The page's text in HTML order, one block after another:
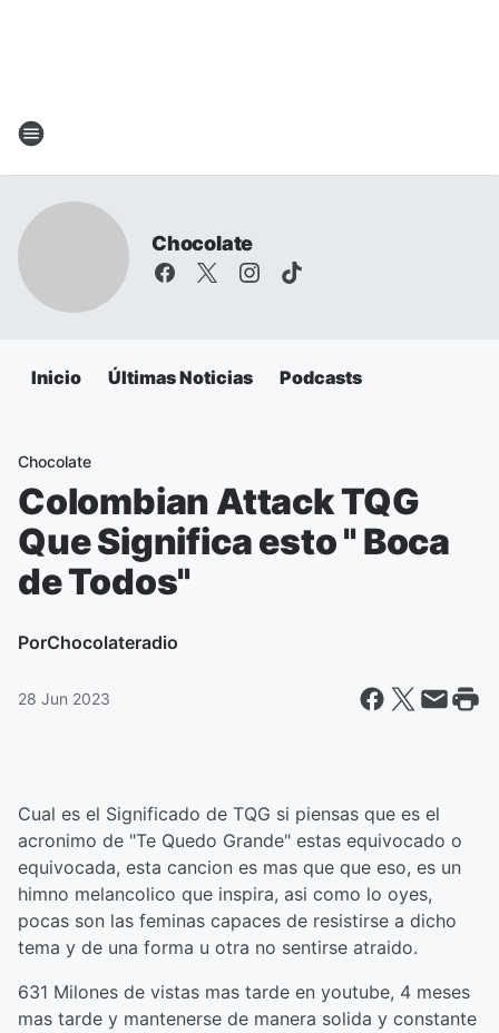
Chocolate
Inicio Últimas Noticias Podcasts
Chocolate
Colombian Attack TQG
Que Significa esto " Boca
de Todos"
PorChocolateradio
28 Jun 2023
Cual es el Significado de TQG si piensas que es el
acronimo de "Te Quedo Grande" estas equivocado o
equivocada, esta cancion es mas que que eso, es un
himno melancolico que inspira, asi como lo oyes,
pocas son las feminas capaces de resistirse a dicho
tema y de una forma u otra no sentirse atraido.
631 Milones de vistas mas tarde en youtube, 4 meses
mas tarde y mantenerse de manera solida y constante